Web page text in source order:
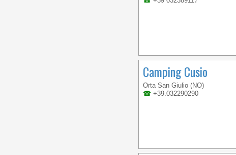
Camping Cusio
Orta San Giulio (NO)
☎ +39.032290290